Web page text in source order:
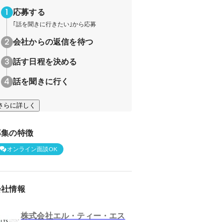
応募する
｢話を聞きに行きたい｣から応募
会社からの返信を待つ
話す日程を決める
話を聞きに行く
らに詳しく
の特徴
オンライン面談OK
情報
株式会社エル・ティー・エス